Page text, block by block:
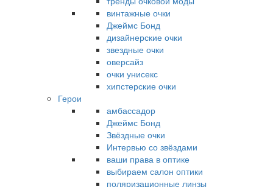
винтажные очки
Джеймс Бонд
дизайнерские очки
звездные очки
оверсайз
очки унисекс
хипстерские очки
Герои
амбассадор
Джеймс Бонд
Звёздные очки
Интервью со звёздами
ваши права в оптике
выбираем салон оптики
поляризационные линзы